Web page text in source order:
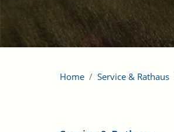
Home Service & Rathaus